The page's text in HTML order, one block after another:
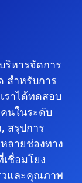
ริหารจัดการ
สำหรับการ
ราได้ทดสอบ
นในระดับ
สรุปการ
ลายช่องทาง
ชื่อมโยง
และคุณภาพ